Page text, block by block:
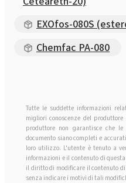
EXOfos-080S
Chemfac PA-080
Tutte le suddette informazioni
migliori conoscenze del
produttore non garantisce che
documento siano completi e
loro utilizzo. L'utente è tenuto a
informazioni e il contenuto di
il diritto di modificare il contenuto
senza indicare i motivi di tali